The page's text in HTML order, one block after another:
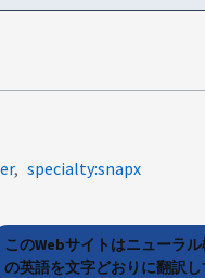
specialty:snapx
このWebサイトはニューラ
の英語を文字どおりに翻訳